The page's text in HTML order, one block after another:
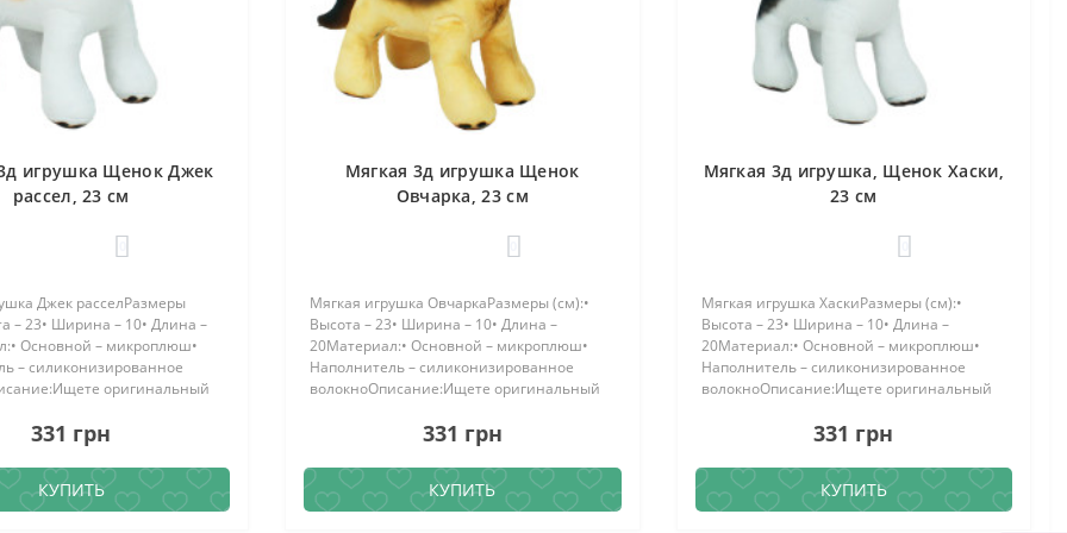
игрушка Щенок Джек
рассел, 23 см
Джек расселРазмеры
– 23• Ширина – 10• Длина –
Основной – микроплюш•
– силиконизированное
оригинальный
рассел станет о..
331 грн
КУПИТЬ
Мягкая 3д игрушка Щенок
Овчарка, 23 см
Мягкая игрушка ОвчаркаРазмеры (см):•
Высота – 23• Ширина – 10• Длина –
20Материал:• Основной – микроплюш•
Наполнитель – силиконизированное
волокноОписание:Ищете оригинальный
Овчарка станет отличным сюрпр..
331 грн
КУПИТЬ
Мягкая 3д игрушка, Щенок Хаски,
23 см
Мягкая игрушка ХаскиРазмеры (см):•
Высота – 23• Ширина – 10• Длина –
20Материал:• Основной – микроплюш•
Наполнитель – силиконизированное
волокноОписание:Ищете оригинальный
Хаски станет отличным сюрпризом для ..
331 грн
КУПИТЬ